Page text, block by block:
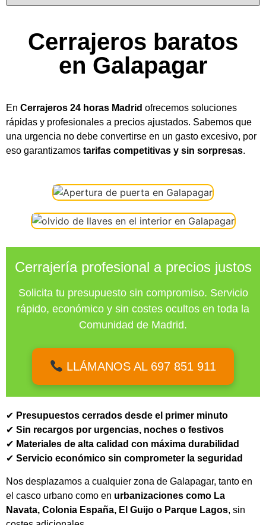
Cerrajeros baratos
en Galapagar
En Cerrajeros 24 horas Madrid ofrecemos soluciones
rápidas y profesionales a precios ajustados. Sabemos que
una urgencia no debe convertirse en un gasto excesivo, por
eso garantizamos tarifas competitivas y sin sorpresas.
Cerrajería profesional a precios justos
Solicita tu presupuesto sin compromiso. Servicio
rápido, económico y sin costes ocultos en toda la
Comunidad de Madrid.
LLÁMANOS AL 697 851 911
✔ Presupuestos cerrados desde el primer minuto
✔ Sin recargos por urgencias, noches o festivos
✔ Materiales de alta calidad con máxima durabilidad
✔ Servicio económico sin comprometer la seguridad
Nos desplazamos a cualquier zona de Galapagar, tanto en
el casco urbano como en urbanizaciones como La
Navata, Colonia España, El Guijo o Parque Lagos, sin